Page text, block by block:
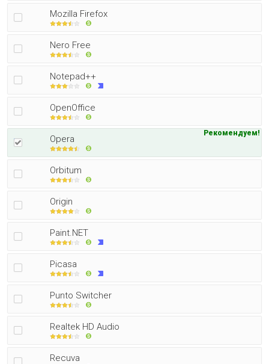
Mozilla Firefox
Nero Free
Notepad++
OpenOffice
Opera
Рекомендуем!
Orbitum
Origin
Paint.NET
Picasa
Punto Switcher
Realtek HD Audio
Recuva